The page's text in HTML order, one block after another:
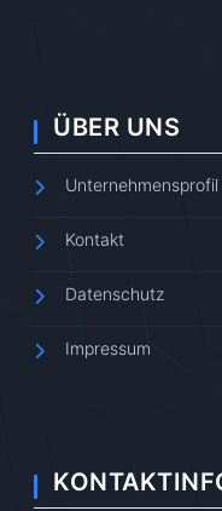
ÜBER UNS
Unternehmensprofil
Kontakt
Datenschutz
Impressum